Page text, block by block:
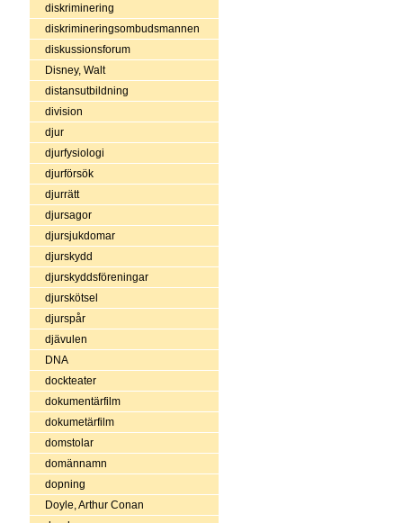
diskriminering
diskrimineringsombudsmannen
diskussionsforum
Disney, Walt
distansutbildning
division
djur
djurfysiologi
djurförsök
djurrätt
djursagor
djursjukdomar
djurskydd
djurskyddsföreningar
djurskötsel
djurspår
djävulen
DNA
dockteater
dokumentärfilm
dokumetärfilm
domstolar
domännamn
dopning
Doyle, Arthur Conan